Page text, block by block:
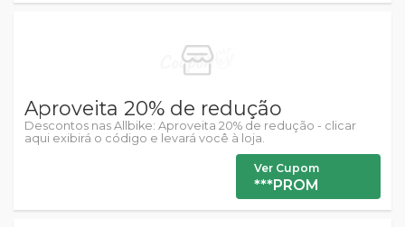
Aproveita 20% de redução
Descontos nas Allbike: Aproveita 20% de redução - clicar
aqui exibirá o código e levará você à loja.
Ver Cupom
***PROM